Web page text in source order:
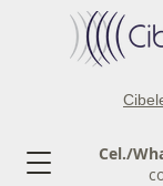
Cel./